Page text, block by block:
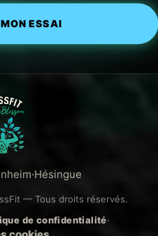
ESSAI
·Hésingue
— Tous droits réservés.
de confidentialité·